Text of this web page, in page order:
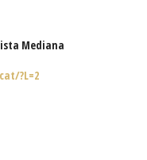
Mediana
?L=2